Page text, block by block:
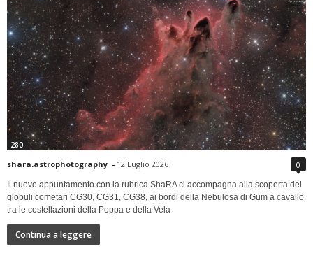
280
shara.astrophotography - 12 Luglio 2026 0
Il nuovo appuntamento con la rubrica ShaRA ci accompagna alla scoperta dei
globuli cometari CG30, CG31, CG38, ai bordi della Nebulosa di Gum a cavallo
tra le costellazioni della Poppa e della Vela
Continua a leggere